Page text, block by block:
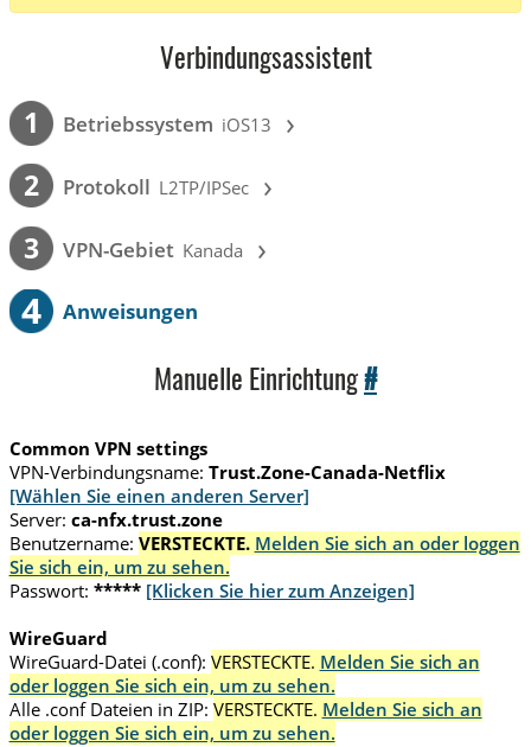
Verbindungsassistent
1 Betriebssystem iOS13 ›
2 Protokoll L2TP/IPSec ›
3 VPN-Gebiet Kanada ›
4 Anweisungen
Manuelle Einrichtung#
Common VPN settings
VPN-Verbindungsname: Trust.Zone-Canada-Netflix
[Wählen Sie einen anderen Server]
Server: ca-nfx.trust.zone
Benutzername: VERSTECKTE. Melden Sie sich an oder loggen
Sie sich ein, um zu sehen.
Passwort: ***** [Klicken Sie hier zum Anzeigen]
WireGuard
WireGuard-Datei (.conf): VERSTECKTE. Melden Sie sich an
oder loggen Sie sich ein, um zu sehen.
Alle .conf Dateien in ZIP: VERSTECKTE. Melden Sie sich an
oder loggen Sie sich ein, um zu sehen.